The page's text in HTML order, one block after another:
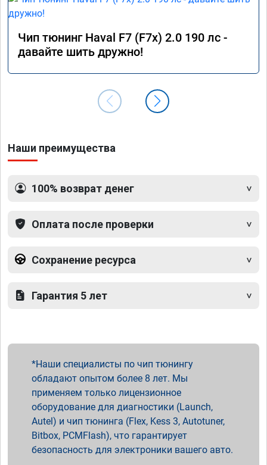
Чип тюнинг Haval F7 (F7x) 2.0 190 лс -
давайте шить дружно!
Наши преимущества
100% возврат денег
Оплата после проверки
Сохранение ресурса
Гарантия 5 лет
Наши специалисты по чип тюнингу
обладают опытом более 8 лет. Мы
применяем только лицензионное
оборудование для диагностики (Launch,
Autel) и чип тюнинга (Flex, Kess 3, Autotuner,
Bitbox, PCMFlash), что гарантирует
безопасность для электроники вашего авто.